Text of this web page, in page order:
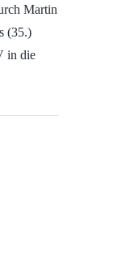
Martin
(35.)
in die